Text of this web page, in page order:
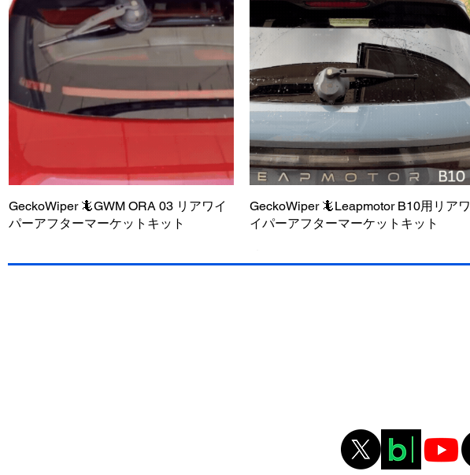
クイックビュー
GeckoWiper 🦎GWM ORA 03 リアワイ
パーアフターマーケットキット
クイックビュー
GeckoWiper 🦎Leapmotor B10用リアワ
イパーアフターマーケットキット
今すぐ購入 - 送料無料 今すぐ購入 - 送料無料
今すぐ購入 - 送料無料 今すぐ購入 - 送料無料
今すぐ購入 - 送料無料